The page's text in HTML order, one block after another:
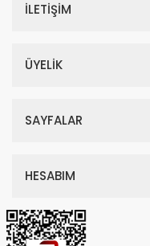
İLETİŞİM
ÜYELİK
SAYFALAR
HESABIM